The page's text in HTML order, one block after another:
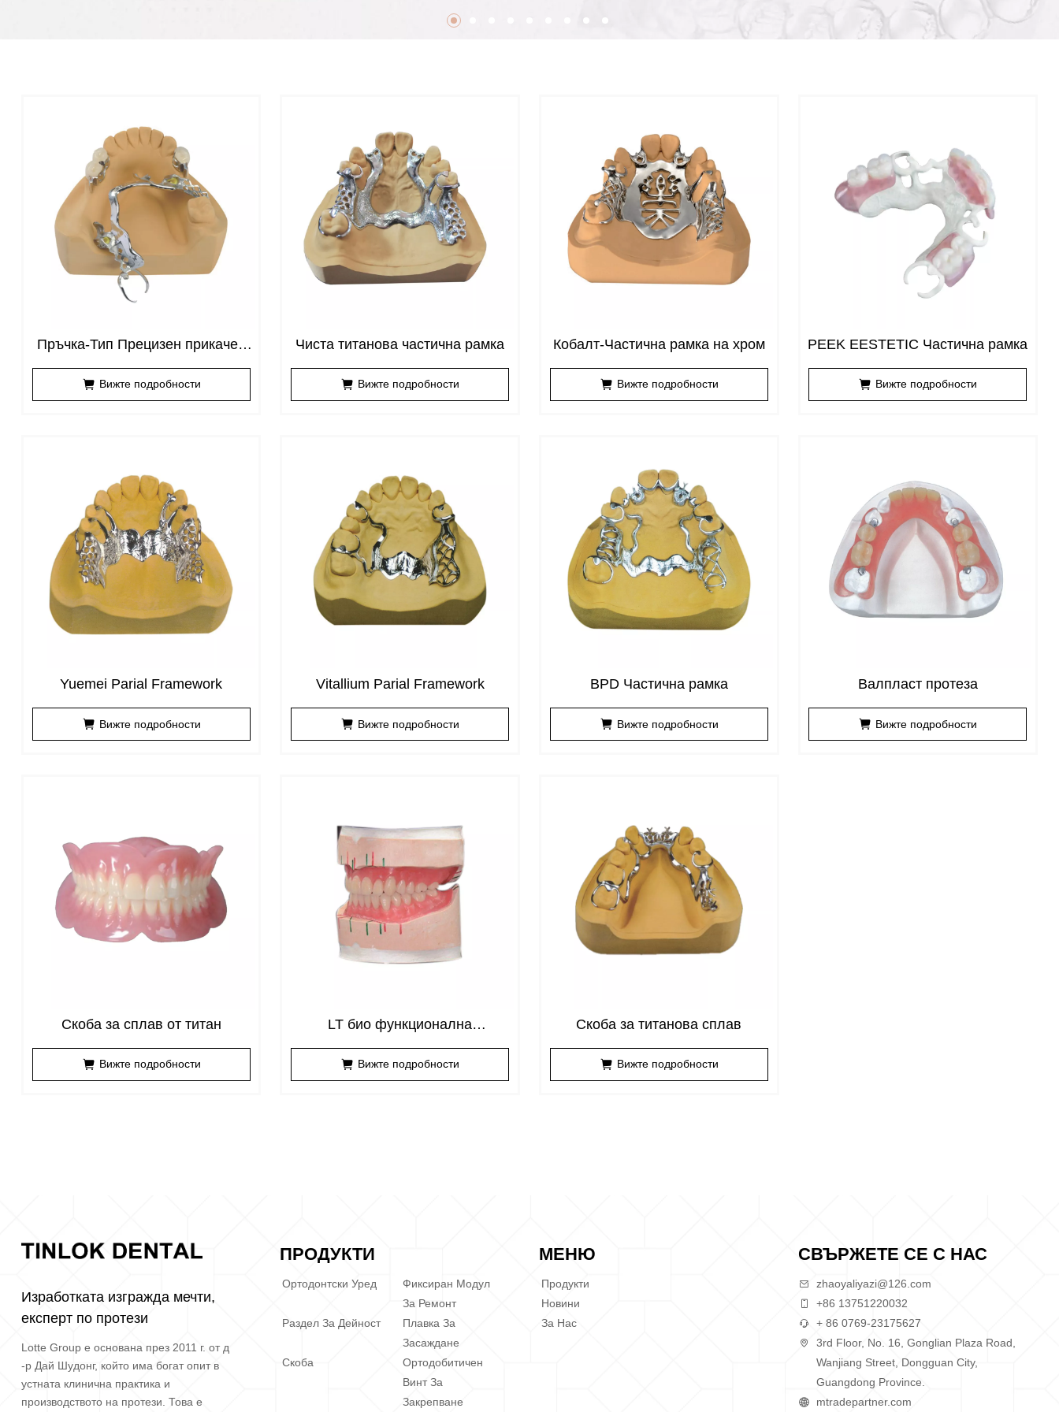
Пръчка-Тип Прецизен прикачен
файл
Вижте подробности
Чиста титанова частична рамка
Вижте подробности
Кобалт-Частична рамка на хром
Вижте подробности
PEEK EESTETIC Частична рамка
Вижте подробности
Yuemei Parial Framework
Вижте подробности
Vitallium Parial Framework
Вижте подробности
BPD Частична рамка
Вижте подробности
Валпласт протеза
Вижте подробности
Скоба за сплав от титан
Вижте подробности
LT био функционална
адсорбционна протеза
Вижте подробности
Скоба за титанова сплав
Вижте подробности
Изработката изгражда мечти,
експерт по протези
Lotte Group е основана през 2011 г. от д
-р Дай Шудонг, който има богат опит в
устната клинична практика и
производството на протези. Това е
ПРОДУКТИ
Ортодонтски Уред
Фиксиран Модул
За Ремонт
Раздел За Дейност
Плавка За
Засаждане
Скоба
Ортодобитичен
Винт За
Закрепване
МЕНЮ
Продукти
Новини
За Нас
СВЪРЖЕТЕ СЕ С НАС
zhaoyaliyazi@126.com
+86 13751220032
+ 86 0769-23175627
3rd Floor, No. 16, Gonglian Plaza Road,
Wanjiang Street, Dongguan City,
Guangdong Province.
mtradepartner.com